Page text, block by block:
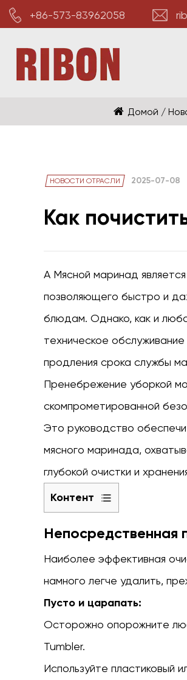
+86-573-83962058
Домой /
НОВОСТИ ОТРАСЛИ 2025-07-08
Как
А Мясной маринад
позволяющего быстро и
блюдам. Однако, как и
техническое
продления срока службы
Пренебрежение уборкой
скомпрометированной
Это руководство
мясного маринада,
глубокой очистки и
Контент
1
Непосредственная
использования
уборка
очистка
и
дезинфекция
Непосредственная
Наиболее эффективная
намного легче удалить,
Пусто и царапать:
Осторожно опорожните
Tumbler.
Используйте пластиковый